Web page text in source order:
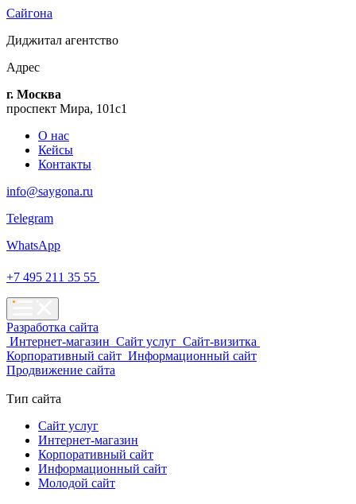
Сайгона
Диджитал агентство
Адрес
г. Москва
проспект Мира, 101с1
О нас
Кейсы
Контакты
info@saygona.ru
Telegram
WhatsApp
+7 495 211 35 55
Разработка сайта
Интернет-магазин Сайт услуг Сайт-визитка
Корпоративный сайт Информационный сайт
Продвижение сайта
Тип сайта
Сайт услуг
Интернет-магазин
Корпоративный сайт
Информационный сайт
Молодой сайт